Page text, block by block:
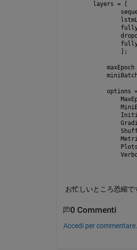
layers = [
        ];
maxEpoch
options
お忙しいところ恐縮で
0 Commenti
Accedi per commentare.